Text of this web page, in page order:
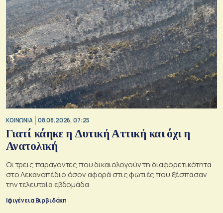
ΚΟΙΝΩΝΙΑ 08.08.2026, 07:25
Γιατί κάηκε η Δυτική Αττική και όχι η
Ανατολική
Oι τρεις παράγοντες που δικαιολογούν τη διαφορετικότητα
στο Λεκανοπέδιο όσον αφορά στις φωτιές που ξέσπασαν
την τελευταία εβδομάδα
Ιφιγένεια Βιρβιδάκη